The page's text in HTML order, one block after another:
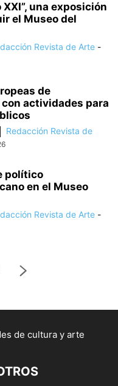
XXI”, una exposición
el Museo del
Revista de Arte -
de
actividades para
Redacción Revista de
político
en el Museo
Revista de Arte -